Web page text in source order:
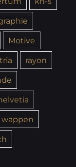
Motive
rayon
wappen